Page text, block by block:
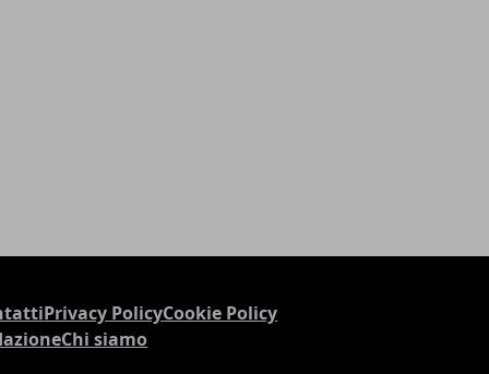
Privacy PolicyCookie Policy
Chi siamo